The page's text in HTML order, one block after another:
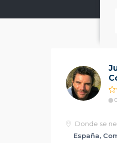
Donde se
España,